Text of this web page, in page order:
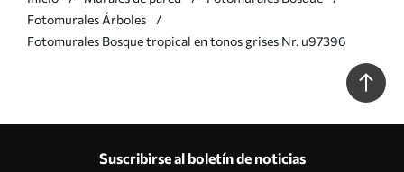
Fotomurales Árboles
Fotomurales Bosque tropical en tonos grises Nr. u97396
Suscribirse al boletín de noticias